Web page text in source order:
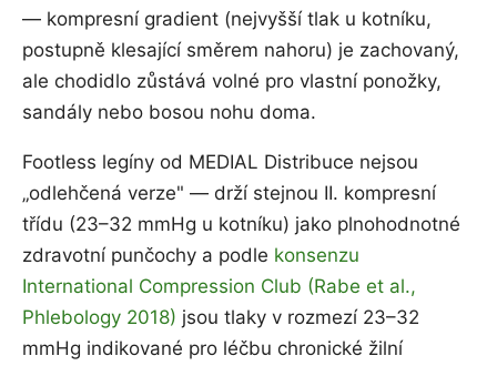
— kompresní gradient (nejvyšší tlak u kotníku,
postupně klesající směrem nahoru) je zachovaný,
ale chodidlo zůstává volné pro vlastní ponožky,
sandály nebo bosou nohu doma.
Footless legíny od MEDIAL Distribuce nejsou
„odlehčená verze" — drží stejnou II. kompresní
třídu (23–32 mmHg u kotníku) jako plnohodnotné
zdravotní punčochy a podle konsenzu
International Compression Club (Rabe et al.,
Phlebology 2018) jsou tlaky v rozmezí 23–32
mmHg indikované pro léčbu chronické žilní